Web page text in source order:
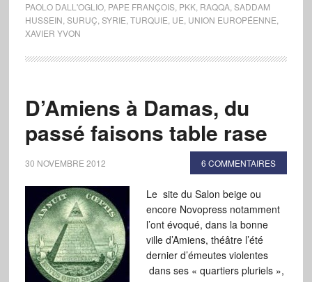
PAOLO DALL'OGLIO, PAPE FRANÇOIS, PKK, RAQQA, SADDAM
HUSSEIN SURUÇ SYRIE TURQUIE UE UNION EUROPÉENNE
XAVIER YVON
D’Amiens à Damas, du
passé faisons table rase
30 NOVEMBRE 2012 6 COMMENTAIRES
Le site du Salon beige ou
encore Novopress notamment
l’ont évoqué, dans la bonne
ville d’Amiens, théâtre l’été
dernier d’émeutes violentes
dans ses « quartiers pluriels »,